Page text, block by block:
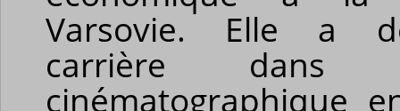
Varsovie. Elle a
carrière dans
cinématographique